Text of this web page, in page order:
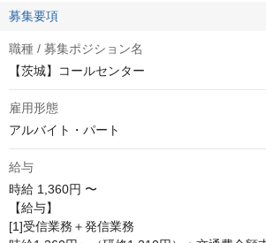
募集要項
職種 / 募集ポジション名
【茨城】コールセンター
雇用形態
アルバイト・パート
給与
時給 1,360円 〜
【給与】
[1]受信業務＋発信業務